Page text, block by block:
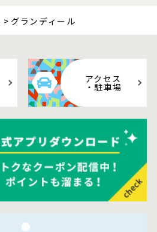
グランディール
アクセス
・駐車場